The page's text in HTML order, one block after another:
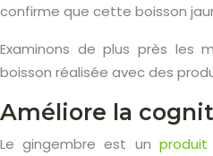
confirme que cette boisson
Examinons de plus près les
boisson réalisée avec des
Améliore la
Le gingembre est un produit